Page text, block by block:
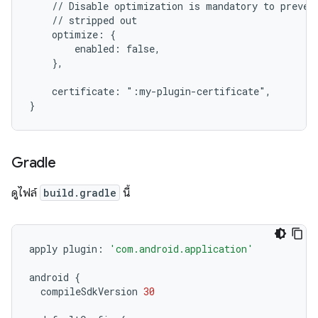
// Disable optimization is mandatory to
    // stripped out
    optimize: {
        enabled: false,
    },
    certificate: ":my-plugin-certificate",
}
Gradle
ดูไฟล์ build.gradle นี้
apply plugin : 'com.android.application'
android {
compileSdkVersion 30